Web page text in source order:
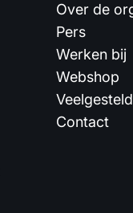
Over de
Pers
Werken bij
Webshop
Contact